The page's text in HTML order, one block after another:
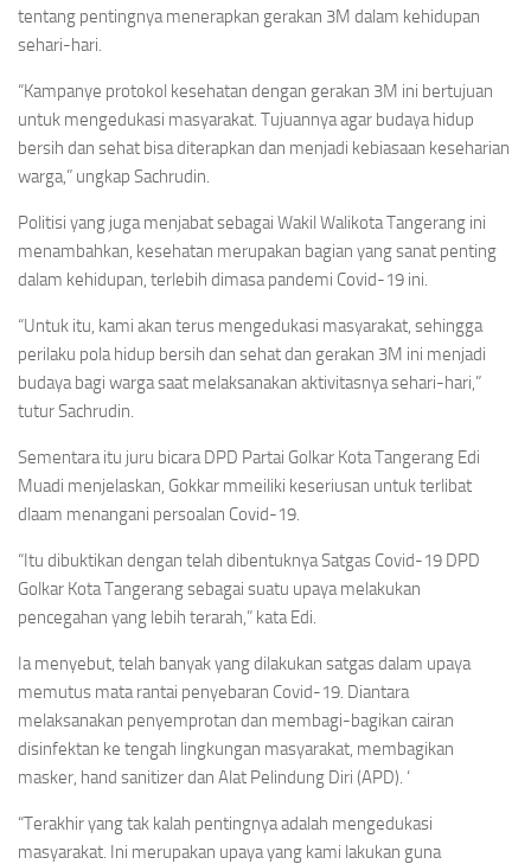
tentang pentingnya menerapkan gerakan 3M dalam kehidupan
sehari-hari.
“Kampanye protokol kesehatan dengan gerakan 3M ini bertujuan
untuk mengedukasi masyarakat. Tujuannya agar budaya hidup
bersih dan sehat bisa diterapkan dan menjadi kebiasaan keseharian
warga,” ungkap Sachrudin.
Politisi yang juga menjabat sebagai Wakil Walikota Tangerang ini
menambahkan, kesehatan merupakan bagian yang sanat penting
dalam kehidupan, terlebih dimasa pandemi Covid-19 ini.
“Untuk itu, kami akan terus mengedukasi masyarakat, sehingga
perilaku pola hidup bersih dan sehat dan gerakan 3M ini menjadi
budaya bagi warga saat melaksanakan aktivitasnya sehari-hari,”
tutur Sachrudin.
Sementara itu juru bicara DPD Partai Golkar Kota Tangerang Edi
Muadi menjelaskan, Gokkar mmeiliki keseriusan untuk terlibat
dlaam menangani persoalan Covid-19.
“Itu dibuktikan dengan telah dibentuknya Satgas Covid-19 DPD
Golkar Kota Tangerang sebagai suatu upaya melakukan
pencegahan yang lebih terarah,” kata Edi.
Ia menyebut, telah banyak yang dilakukan satgas dalam upaya
memutus mata rantai penyebaran Covid-19. Diantara
melaksanakan penyemprotan dan membagi-bagikan cairan
disinfektan ke tengah lingkungan masyarakat, membagikan
masker, hand sanitizer dan Alat Pelindung Diri (APD). ‘
“Terakhir yang tak kalah pentingnya adalah mengedukasi
masyarakat. Ini merupakan upaya yang kami lakukan guna